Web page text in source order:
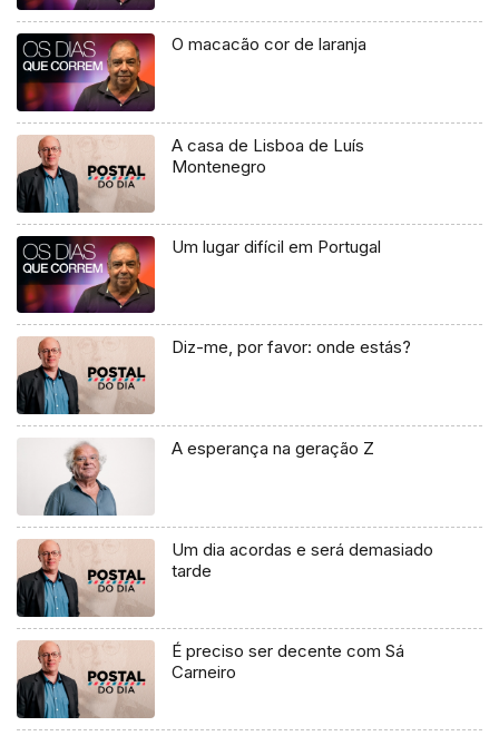
O macacão cor de laranja
A casa de Lisboa de Luís
Montenegro
Um lugar difícil em Portugal
Diz-me, por favor: onde estás?
A esperança na geração Z
Um dia acordas e será demasiado
tarde
É preciso ser decente com Sá
Carneiro